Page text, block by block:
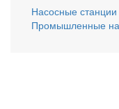
Насосные станции
Промышленные